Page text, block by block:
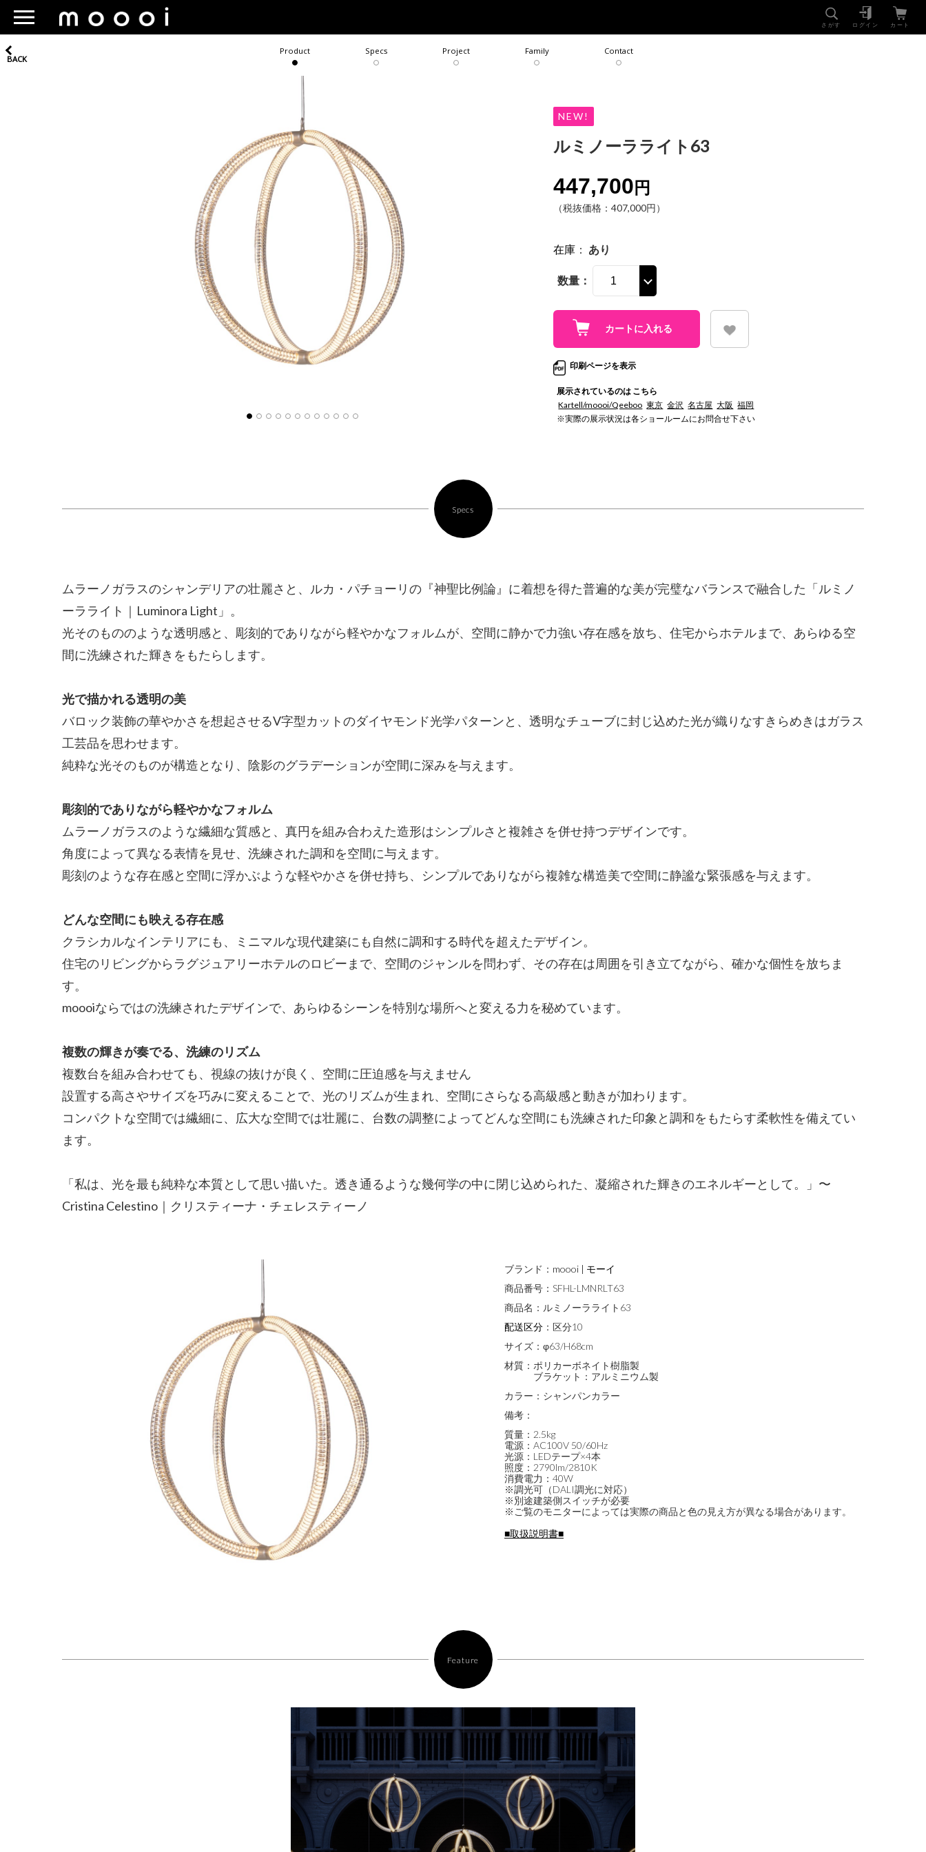
さがす ログイン カート
BACK
Product Specs Project Family Contact
NEW!
ルミノーラライト63
447,700 円
（税抜価格：407,000円）
在庫 ： あり
数量：
印刷ページを表示
展示されているのは こちら
Kartell/moooi/Qeeboo 東京 金沢 名古屋 大阪 福岡
※実際の展示状況は各ショールームにお問合せ下さい
Specs
ムラーノガラスのシャンデリアの壮麗さと、ルカ・パチョーリの『神聖比例論』に着想を得た普遍的な美が完璧なバランスで融合した「ルミノ
ーラライト｜Luminora Light」。
光そのもののような透明感と、彫刻的でありながら軽やかなフォルムが、空間に静かで力強い存在感を放ち、住宅からホテルまで、あらゆる空
間に洗練された輝きをもたらします。
光で描かれる透明の美
バロック装飾の華やかさを想起させるV字型カットのダイヤモンド光学パターンと、透明なチューブに封じ込めた光が織りなすきらめきはガラス
工芸品を思わせます。
純粋な光そのものが構造となり、陰影のグラデーションが空間に深みを与えます。
彫刻的でありながら軽やかなフォルム
ムラーノガラスのような繊細な質感と、真円を組み合わえた造形はシンプルさと複雑さを併せ持つデザインです。
角度によって異なる表情を見せ、洗練された調和を空間に与えます。
彫刻のような存在感と空間に浮かぶような軽やかさを併せ持ち、シンプルでありながら複雑な構造美で空間に静謐な緊張感を与えます。
どんな空間にも映える存在感
クラシカルなインテリアにも、ミニマルな現代建築にも自然に調和する時代を超えたデザイン。
住宅のリビングからラグジュアリーホテルのロビーまで、空間のジャンルを問わず、その存在は周囲を引き立てながら、確かな個性を放ちま
す。
moooiならではの洗練されたデザインで、あらゆるシーンを特別な場所へと変える力を秘めています。
複数の輝きが奏でる、洗練のリズム
複数台を組み合わせても、視線の抜けが良く、空間に圧迫感を与えません
設置する高さやサイズを巧みに変えることで、光のリズムが生まれ、空間にさらなる高級感と動きが加わります。
コンパクトな空間では繊細に、広大な空間では壮麗に、台数の調整によってどんな空間にも洗練された印象と調和をもたらす柔軟性を備えてい
ます。
「私は、光を最も純粋な本質として思い描いた。透き通るような幾何学の中に閉じ込められた、凝縮された輝きのエネルギーとして。」〜
Cristina Celestino｜クリスティーナ・チェレスティーノ
ブランド： moooi | モーイ
商品番号： SFHL-LMNRLT63
商品名： ルミノーラライト63
配送区分 ： 区分10
サイズ： φ63/H68cm
材質： ポリカーボネイト樹脂製
ブラケット：アルミニウム製
カラー： シャンパンカラー
備考：
質量：2.5kg
電源：AC100V 50/60Hz
光源：LEDテープ×4本
照度：2790lm/2810K
消費電力：40W
※調光可（DALI調光に対応）
※別途建築側スイッチが必要
※ご覧のモニターによっては実際の商品と色の見え方が異なる場合があります。
■取扱説明書■
Feature